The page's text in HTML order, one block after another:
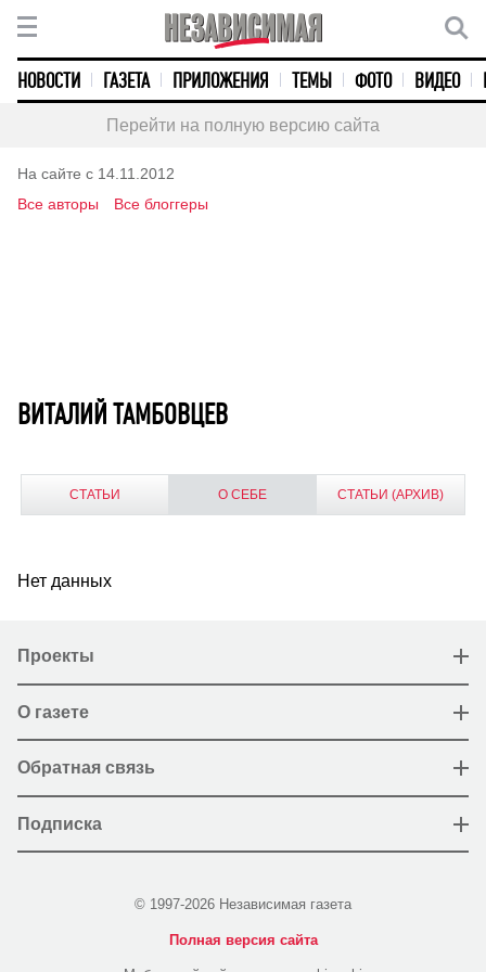
НОВОСТИ ГАЗЕТА ПРИЛОЖЕНИЯ ТЕМЫ ФОТО ВИДЕО
Перейти на полную версию сайта
На сайте с 14.11.2012
Все авторы
Все блоггеры
ВИТАЛИЙ ТАМБОВЦЕВ
СТАТЬИ О СЕБЕ СТАТЬИ (АРХИВ)
Нет данных
Проекты
О газете
Обратная связь
Подписка
© 1997-2026 Независимая газета
Полная версия сайта